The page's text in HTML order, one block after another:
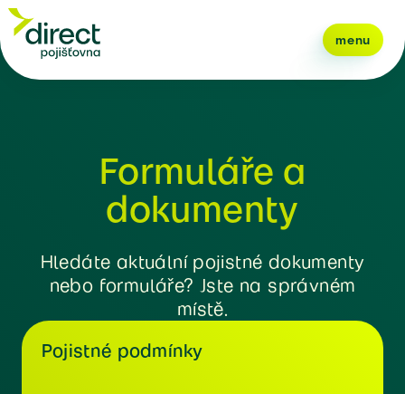
menu
Formuláře a
dokumenty
Hledáte aktuální pojistné dokumenty
nebo formuláře? Jste na správném
místě.
Pojistné podmínky